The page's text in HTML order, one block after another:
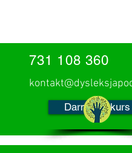
731 108 360
Darmowy kurs